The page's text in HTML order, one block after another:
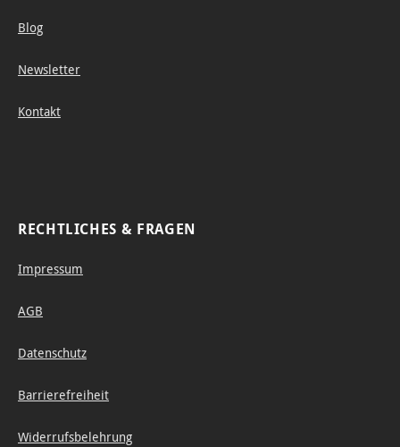
Blog
Newsletter
Kontakt
RECHTLICHES & FRAGEN
Impressum
AGB
Datenschutz
Barrierefreiheit
Widerrufsbelehrung